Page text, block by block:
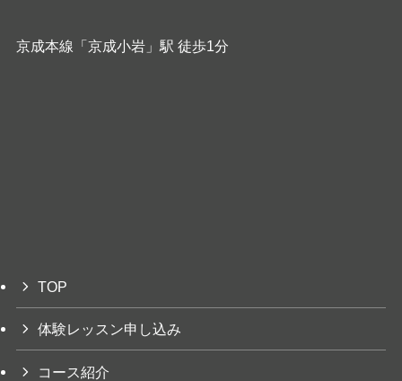
京成本線「京成小岩」駅 徒歩1分
TOP
体験レッスン申し込み
コース紹介